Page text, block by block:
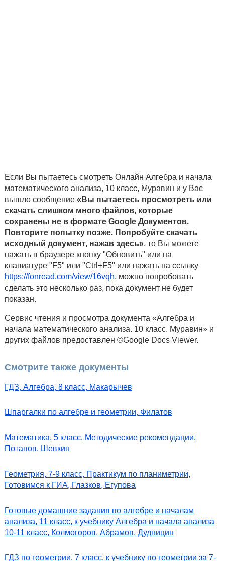
Если Вы пытаетесь смотреть Онлайн Алгебра и начала
математического анализа, 10 класс, Муравин и у Вас
вышло сообщение «Вы пытаетесь просмотреть или
скачать слишком много файлов, которые
сохранены не в формате Google Документов.
Повторите попытку позже. Попробуйте скачать
исходный документ, нажав здесь», то Вы можете
нажать в браузере кнопку "Обновить" или на
клавиатуре "F5" или "Ctrl+F5" или нажать на ссылку
https://fonread.com/view/16vqh, можно попробовать
сделать это несколько раз, пока документ не будет
показан.
Сервис чтения и просмотра документа «Алгебра и
начала математического анализа. 10 класс. Муравин» и
других файлов предоставлен ©Google Docs Viewer.
Смотрите также документы
ГДЗ, Алгебра, 8 класс, Макарычев
Шпаргалки по алгебре и геометрии, Филатов
Математика, 5 класс, Методические рекомендации,
Потапов, Шевкин
Геометрия, 7-9 класс, Практикум по планиметрии,
Готовимся к ГИА, Глазков, Егупова
Готовые домашние задания по алгебре и началам
анализа, 11 класс, к учебнику Алгебра и начала анализа
10-11 класс, Колмогоров, Абрамов, Дудницин
ГДЗ по геометрии, 7 класс, к учебнику по геометрии за 7-